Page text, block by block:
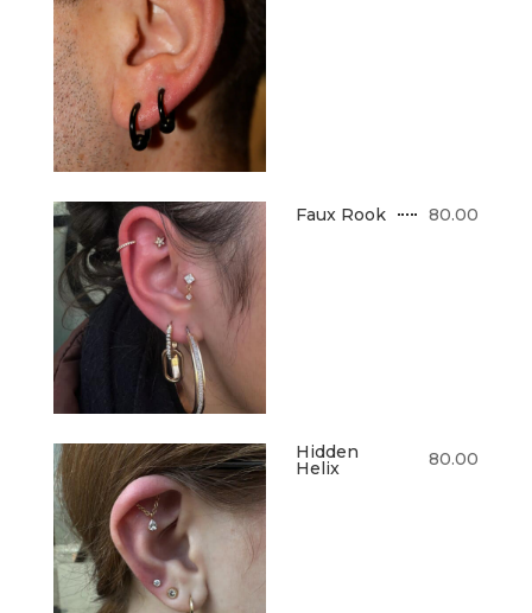
Faux Rook 80.00
Hidden
Helix 80.00